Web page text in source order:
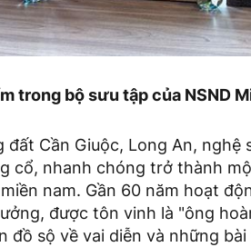
trong bộ sưu tập của NSND
đất Cần Giuộc, Long An,
cổ, nhanh chóng trở thành
nam. Gần 60 năm hoạt
được tôn vinh là "ông
đồ sộ về vai diễn và những